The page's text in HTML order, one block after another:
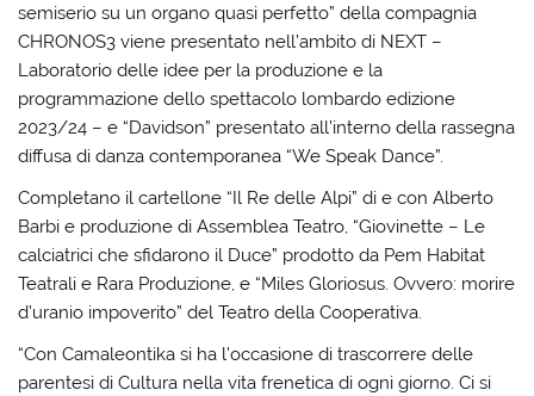
semiserio su un organo quasi perfetto” della compagnia
CHRONOS3 viene presentato nell’ambito di NEXT –
Laboratorio delle idee per la produzione e la
programmazione dello spettacolo lombardo edizione
2023/24 – e “Davidson” presentato all’interno della rassegna
diffusa di danza contemporanea “We Speak Dance”.
Completano il cartellone “Il Re delle Alpi” di e con Alberto
Barbi e produzione di Assemblea Teatro, “Giovinette – Le
calciatrici che sfidarono il Duce” prodotto da Pem Habitat
Teatrali e Rara Produzione, e “Miles Gloriosus. Ovvero: morire
d’uranio impoverito” del Teatro della Cooperativa.
“Con Camaleontika si ha l’occasione di trascorrere delle
parentesi di Cultura nella vita frenetica di ogni giorno. Ci si